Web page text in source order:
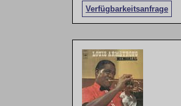
Verfügbarkeitsanfrage